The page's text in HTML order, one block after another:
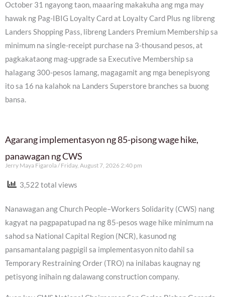
October 31 ngayong taon, maaaring makakuha ang mga may
hawak ng Pag-IBIG Loyalty Card at Loyalty Card Plus ng libreng
Landers Shopping Pass, libreng Landers Premium Membership sa
minimum na single-receipt purchase na 3-thousand pesos, at
pagkakataong mag-upgrade sa Executive Membership sa
halagang 300-pesos lamang, magagamit ang mga benepisyong
ito sa 16 na kalahok na Landers Superstore branches sa buong
bansa.
Agarang implementasyon ng 85-pisong wage hike,
panawagan ng CWS
Jerry Maya Figarola Friday, August 7, 2026 2:40 pm
3,522 total views
Nanawagan ang Church People–Workers Solidarity (CWS) nang
kagyat na pagpapatupad na ng 85-pesos wage hike minimum na
sahod sa National Capital Region (NCR), kasunod ng
pansamantalang pagpigil sa implementasyon nito dahil sa
Temporary Restraining Order (TRO) na inilabas kaugnay ng
petisyong inihain ng dalawang construction company.